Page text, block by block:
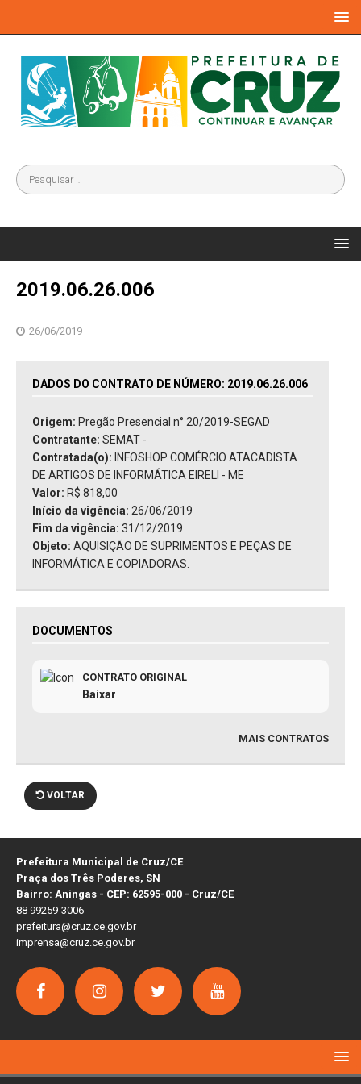
2019.06.26.006
26/06/2019
DADOS DO CONTRATO DE NÚMERO: 2019.06.26.006
Origem: Pregão Presencial n° 20/2019-SEGAD
Contratante: SEMAT -
Contratada(o): INFOSHOP COMÉRCIO ATACADISTA
DE ARTIGOS DE INFORMÁTICA EIRELI - ME
Valor: R$ 818,00
Início da vigência: 26/06/2019
Fim da vigência: 31/12/2019
Objeto: AQUISIÇÃO DE SUPRIMENTOS E PEÇAS DE
INFORMÁTICA E COPIADORAS.
DOCUMENTOS
CONTRATO ORIGINAL
Baixar
MAIS CONTRATOS
VOLTAR
Prefeitura Municipal de Cruz/CE
Praça dos Três Poderes, SN
Bairro: Aningas - CEP: 62595-000 - Cruz/CE
88 99259-3006
prefeitura@cruz.ce.gov.br
imprensa@cruz.ce.gov.br